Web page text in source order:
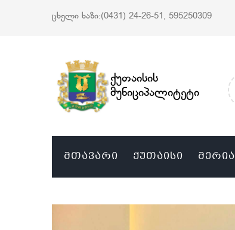
ცხელი ხაზი:(0431) 24-26-51, 595250309
ქუთაისის
მუნიციპალიტეტი
ᲛᲗᲐᲕᲐᲠᲘ ᲥᲣᲗᲐᲘᲡᲘ ᲛᲔᲠᲘᲐ